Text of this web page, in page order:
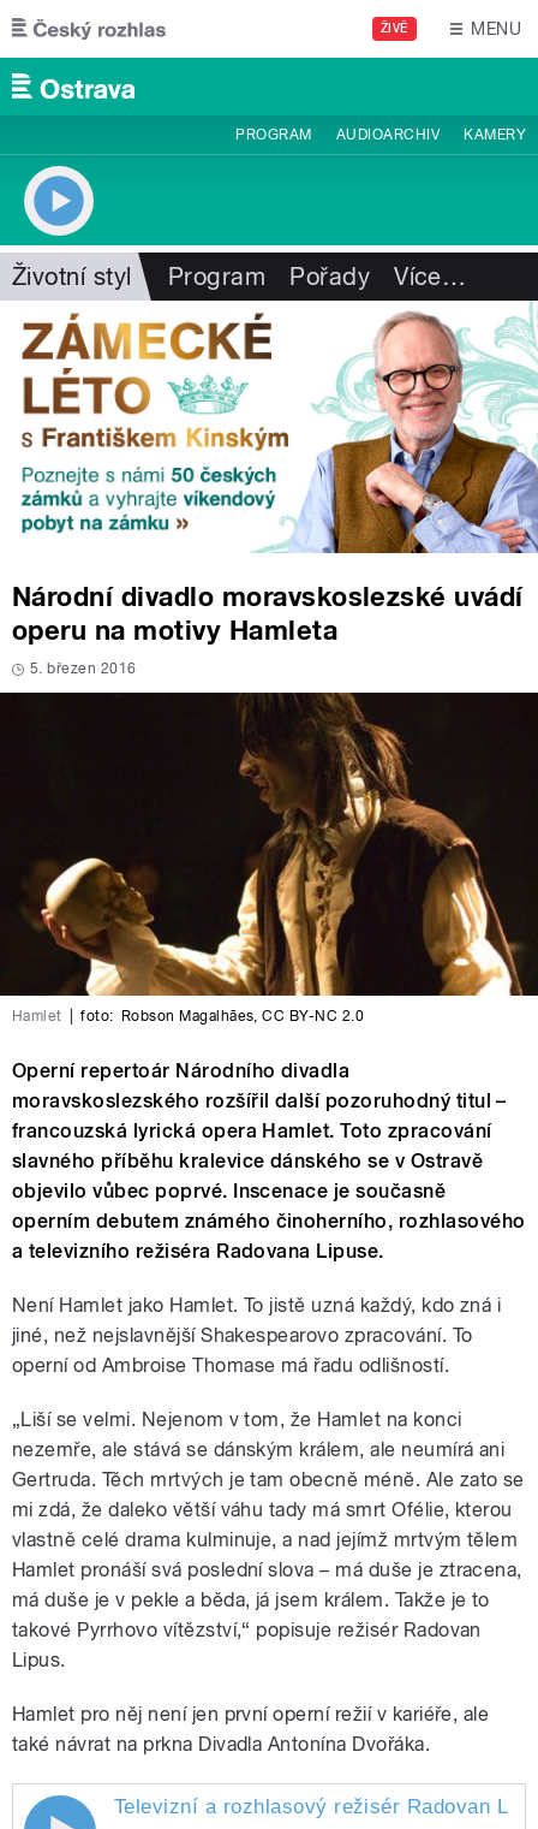
Přejít k hlavnímu obsahu
ŽIVĚ MENU
PROGRAM AUDIOARCHIV KAMERY
Životní styl Program Pořady Více…
Národní divadlo moravskoslezské uvádí
operu na motivy Hamleta
5. březen 2016
Hamlet foto: Robson Magalhães, CC BY-NC 2.0
Operní repertoár Národního divadla
moravskoslezského rozšířil další pozoruhodný titul –
francouzská lyrická opera Hamlet. Toto zpracování
slavného příběhu kralevice dánského se v Ostravě
objevilo vůbec poprvé. Inscenace je současně
operním debutem známého činoherního, rozhlasového
a televizního režiséra Radovana Lipuse.
Není Hamlet jako Hamlet. To jistě uzná každý, kdo zná i
jiné, než nejslavnější Shakespearovo zpracování. To
operní od Ambroise Thomase má řadu odlišností.
„Liší se velmi. Nejenom v tom, že Hamlet na konci
nezemře, ale stává se dánským králem, ale neumírá ani
Gertruda. Těch mrtvých je tam obecně méně. Ale zato se
mi zdá, že daleko větší váhu tady má smrt Ofélie, kterou
vlastně celé drama kulminuje, a nad jejímž mrtvým tělem
Hamlet pronáší svá poslední slova – má duše je ztracena,
má duše je v pekle a běda, já jsem králem. Takže je to
takové Pyrrhovo vítězství,“ popisuje režisér Radovan
Lipus.
Hamlet pro něj není jen první operní režií v kariéře, ale
také návrat na prkna Divadla Antonína Dvořáka.
Televizní a rozhlasový režisér Radovan